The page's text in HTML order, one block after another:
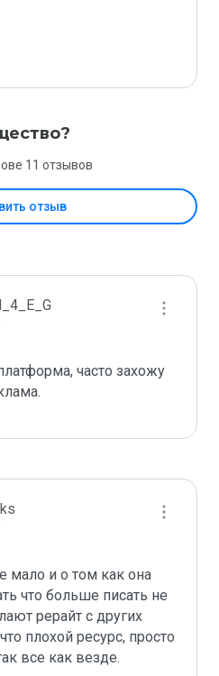
11 отзывов
отзыв
часто захожу
мало и о том как она
что больше писать не
рерайт с других
плохой ресурс, просто
все как везде.